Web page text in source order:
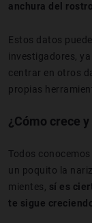
anchura del
Estos datos
investigadores,
centrar en otros
propias
¿Cómo crece
Todos
un poquito la
mientes, sí es
te sigue